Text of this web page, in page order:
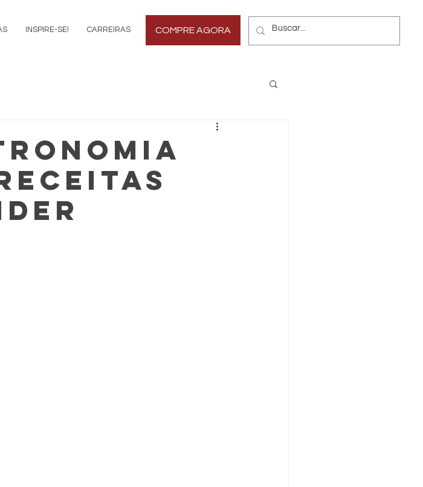
INSPIRE-SE! CARREIRAS Mais
COMPRE AGORA